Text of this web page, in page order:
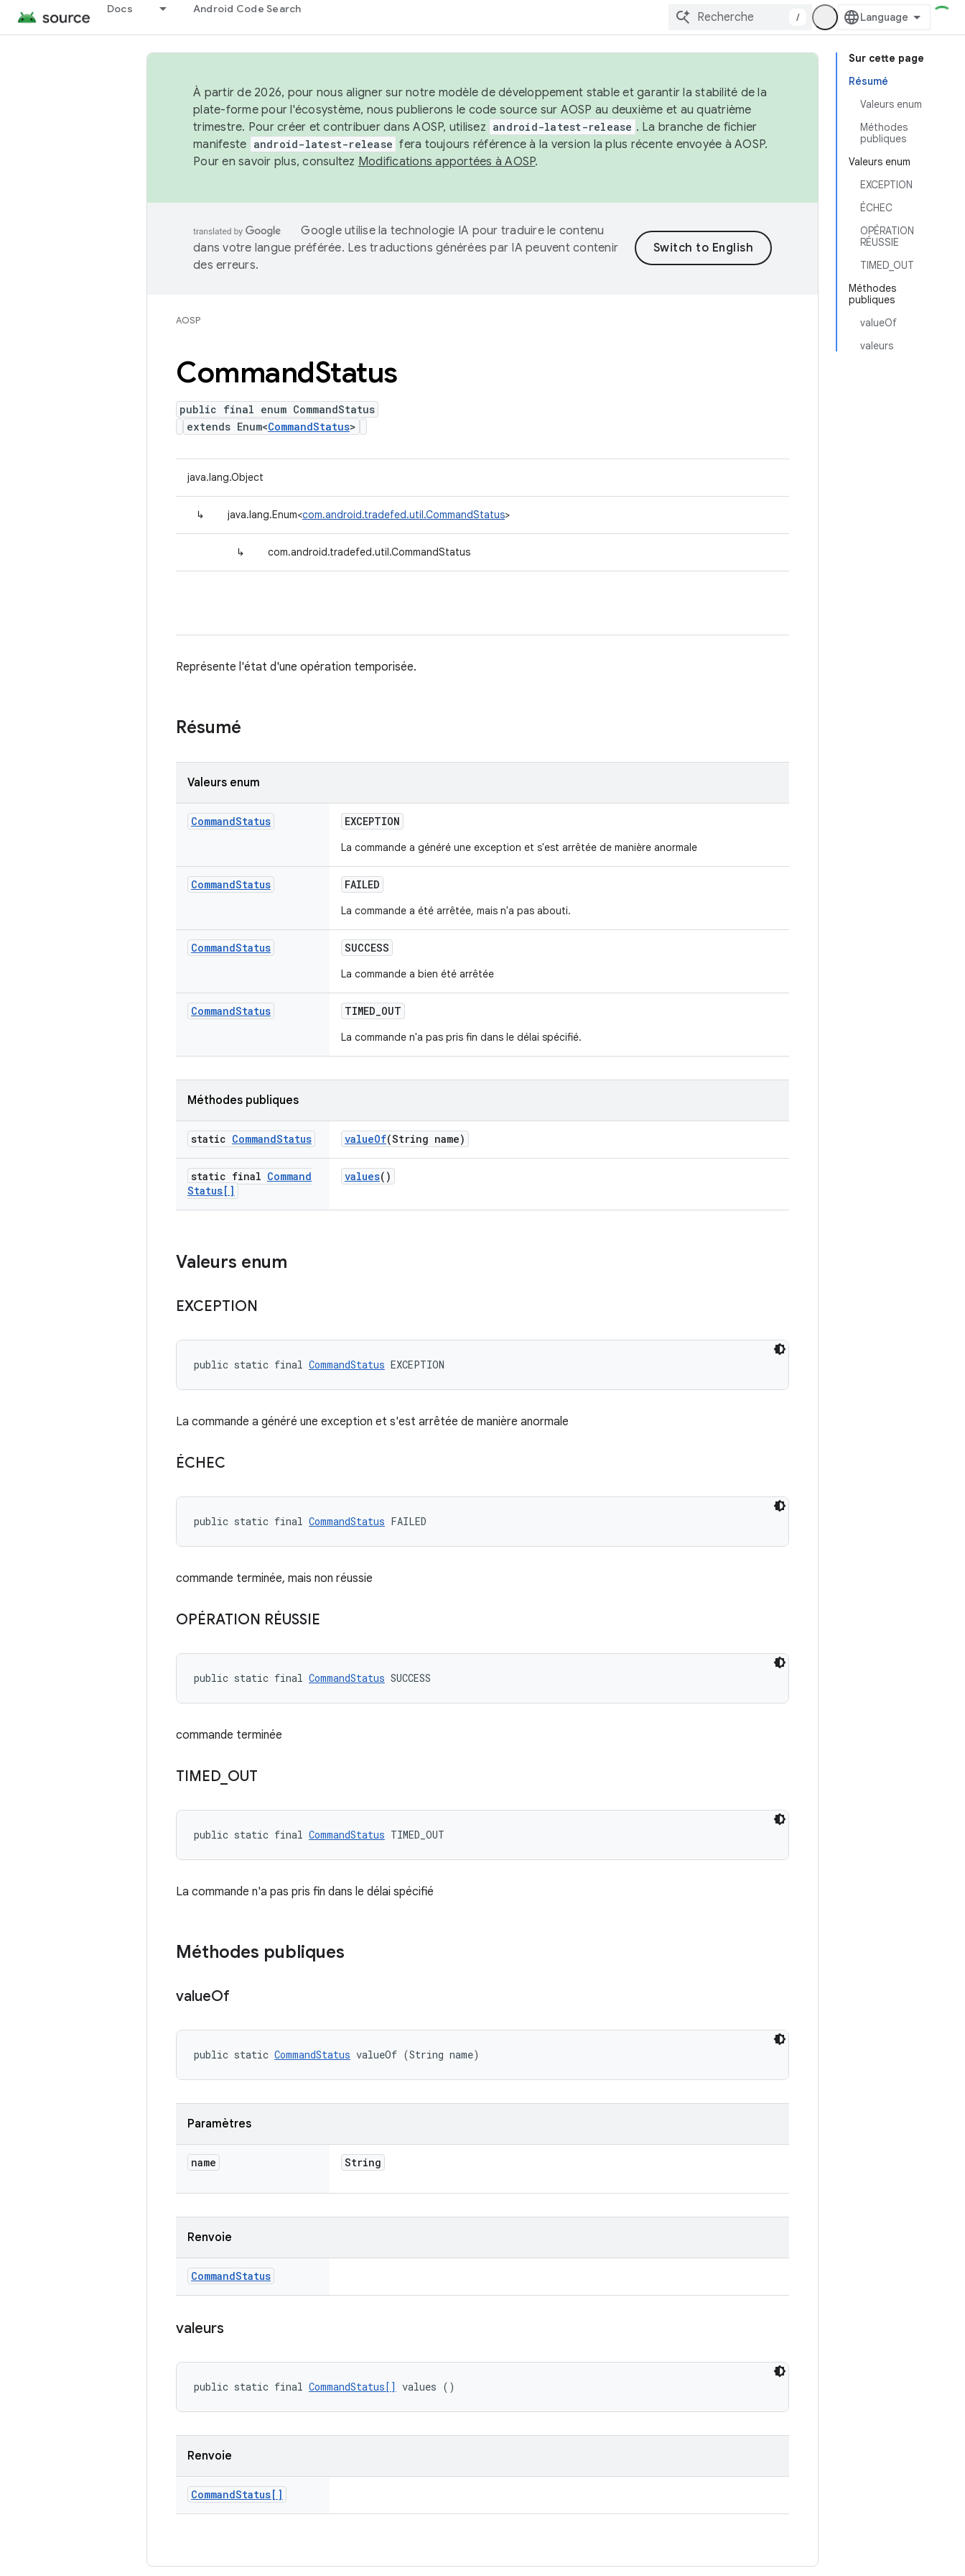
Docs Android Code Search
/
Sur cette page
Résumé
Valeurs enum
Méthodes
publiques
Valeurs enum
EXCEPTION
ÉCHEC
OPÉRATION
RÉUSSIE
TIMED_OUT
Méthodes
publiques
valueOf
valeurs
À partir de 2026, pour nous aligner sur notre modèle de développement stable et garantir la stabilité de la
plate-forme pour l'écosystème, nous publierons le code source sur AOSP au deuxième et au quatrième
trimestre. Pour créer et contribuer dans AOSP, utilisez android-latest-release . La branche de fichier
manifeste android-latest-release fera toujours référence à la version la plus récente envoyée à AOSP.
Pour en savoir plus, consultez Modifications apportées à AOSP.
Google utilise la technologie IA pour traduire le contenu
dans votre langue préférée. Les traductions générées par IA peuvent contenir
des erreurs.
AOSP
CommandStatus
public final enum CommandStatus
extends Enum<CommandStatus>
java.lang.Object
↳ java.lang.Enum<com.android.tradefed.util.CommandStatus>
↳ com.android.tradefed.util.CommandStatus
Représente l'état d'une opération temporisée.
Résumé
Valeurs enum
CommandStatus EXCEPTION
La commande a généré une exception et s'est arrêtée de manière anormale
CommandStatus FAILED
La commande a été arrêtée, mais n'a pas abouti.
CommandStatus SUCCESS
La commande a bien été arrêtée
CommandStatus TIMED_OUT
La commande n'a pas pris fin dans le délai spécifié.
Méthodes publiques
static CommandStatus valueOf(String name)
static final Command
Status[]
values()
Valeurs enum
EXCEPTION
public static final CommandStatus EXCEPTION
La commande a généré une exception et s'est arrêtée de manière anormale
ÉCHEC
public static final CommandStatus FAILED
commande terminée, mais non réussie
OPÉRATION RÉUSSIE
public static final CommandStatus SUCCESS
commande terminée
TIMED OUT
public static final CommandStatus TIMED_OUT
La commande n'a pas pris fin dans le délai spécifié
Méthodes publiques
valueOf
public static CommandStatus valueOf (String name)
Paramètres
name String
Renvoie
CommandStatus
valeurs
public static final CommandStatus[] values ()
Renvoie
CommandStatus[]